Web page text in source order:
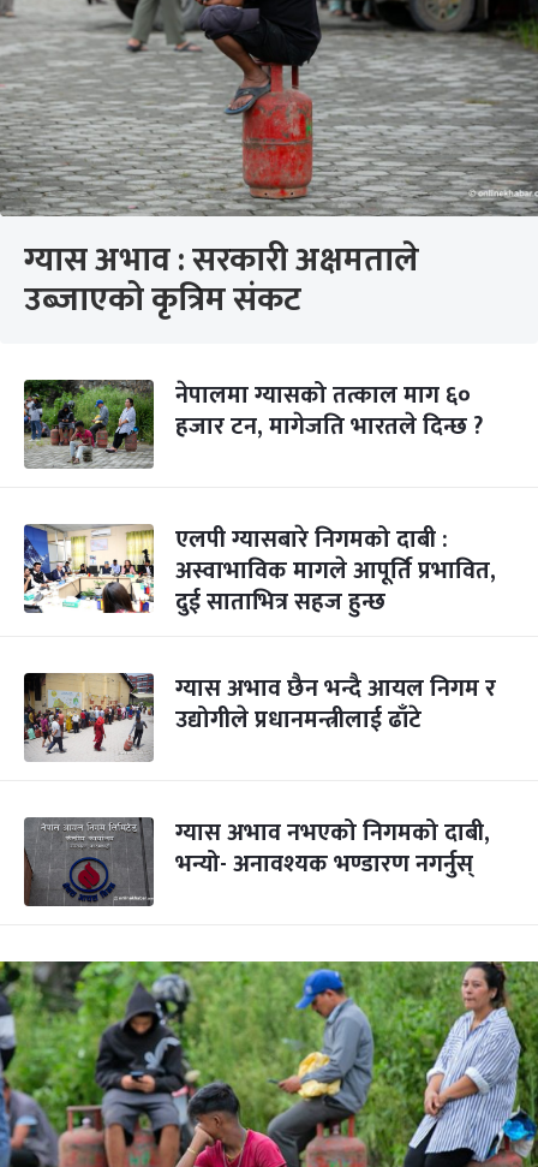
ग्यास अभाव : सरकारी अक्षमताले
उब्जाएको कृत्रिम संकट
नेपालमा ग्यासको तत्काल माग ६०
हजार टन, मागेजति भारतले दिन्छ ?
एलपी ग्यासबारे निगमको दाबी :
अस्वाभाविक मागले आपूर्ति प्रभावित,
दुई साताभित्र सहज हुन्छ
ग्यास अभाव छैन भन्दै आयल निगम र
उद्योगीले प्रधानमन्त्रीलाई ढाँटे
ग्यास अभाव नभएको निगमको दाबी,
भन्यो- अनावश्यक भण्डारण नगर्नुस्